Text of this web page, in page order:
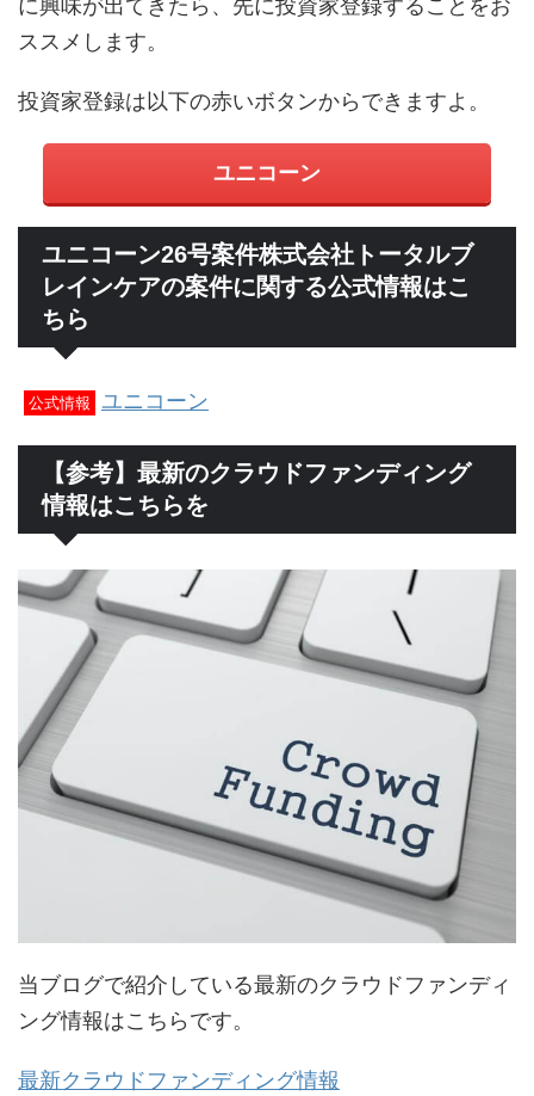
に興味が出てきたら、先に投資家登録することをお
ススメします。
投資家登録は以下の赤いボタンからできますよ。
ユニコーン
ユニコーン26号案件株式会社トータルブ
レインケアの案件に関する公式情報はこ
ちら
公式情報 ユニコーン
【参考】最新のクラウドファンディング
情報はこちらを
当ブログで紹介している最新のクラウドファンディ
ング情報はこちらです。
最新クラウドファンディング情報